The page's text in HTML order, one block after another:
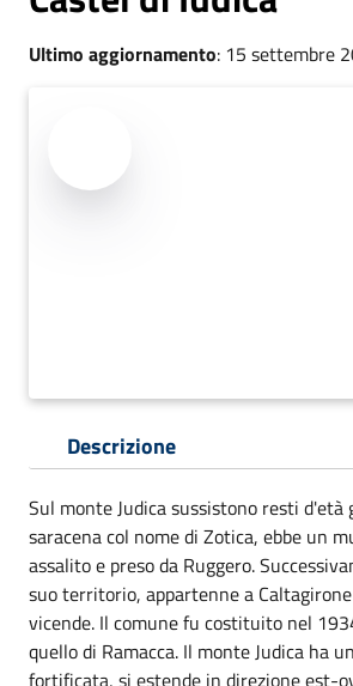
Ultimo aggiornamento: 15 settembre
Descrizione
Sul monte Judica sussistono resti d'età
saracena col nome di Zotica, ebbe un
assalito e preso da Ruggero.
suo territorio, appartenne a
vicende. Il comune fu costituito nel
quello di Ramacca. Il monte Judica ha
fortificata, si estende in direzione est-